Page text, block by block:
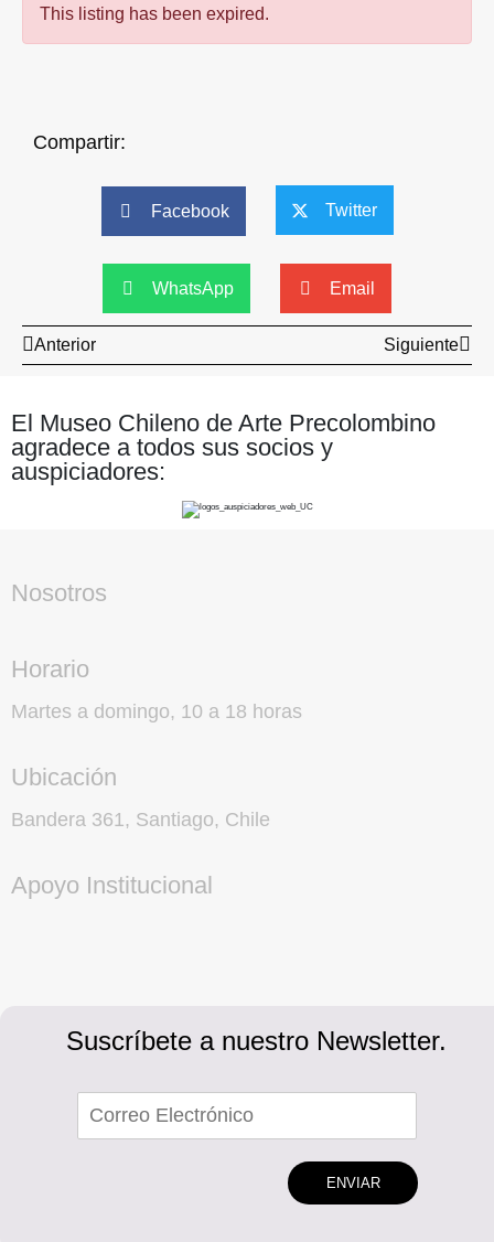
This listing has been expired.
Compartir:
Facebook Twitter
WhatsApp Email
Anterior Siguiente
El Museo Chileno de Arte Precolombino
agradece a todos sus socios y
auspiciadores:
Nosotros
Horario
Martes a domingo, 10 a 18 horas
Ubicación
Bandera 361, Santiago, Chile
Apoyo Institucional
Suscríbete a nuestro Newsletter.
ENVIAR